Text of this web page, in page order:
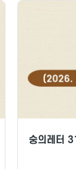
숭의레터